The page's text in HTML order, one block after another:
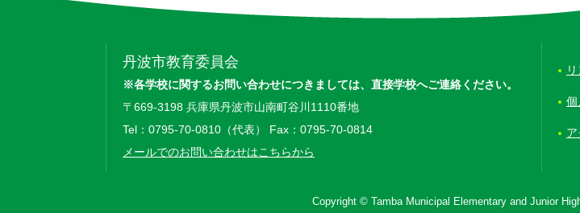
丹波市教育委員会
※各学校に関するお問い合わせにつきましては、 直接学校へご連絡ください。
〒669-3198 兵庫県丹波市山南町谷川1110番地
Tel：0795-70-0810（代表） Fax：0795-70-0814
メールでのお問い合わせはこちらから
個
Copyright © Tamba Municipal Elementary and Junior